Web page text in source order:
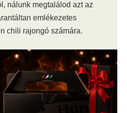
nálunk megtalálod azt az
emlékezetes
chili rajongó számára.